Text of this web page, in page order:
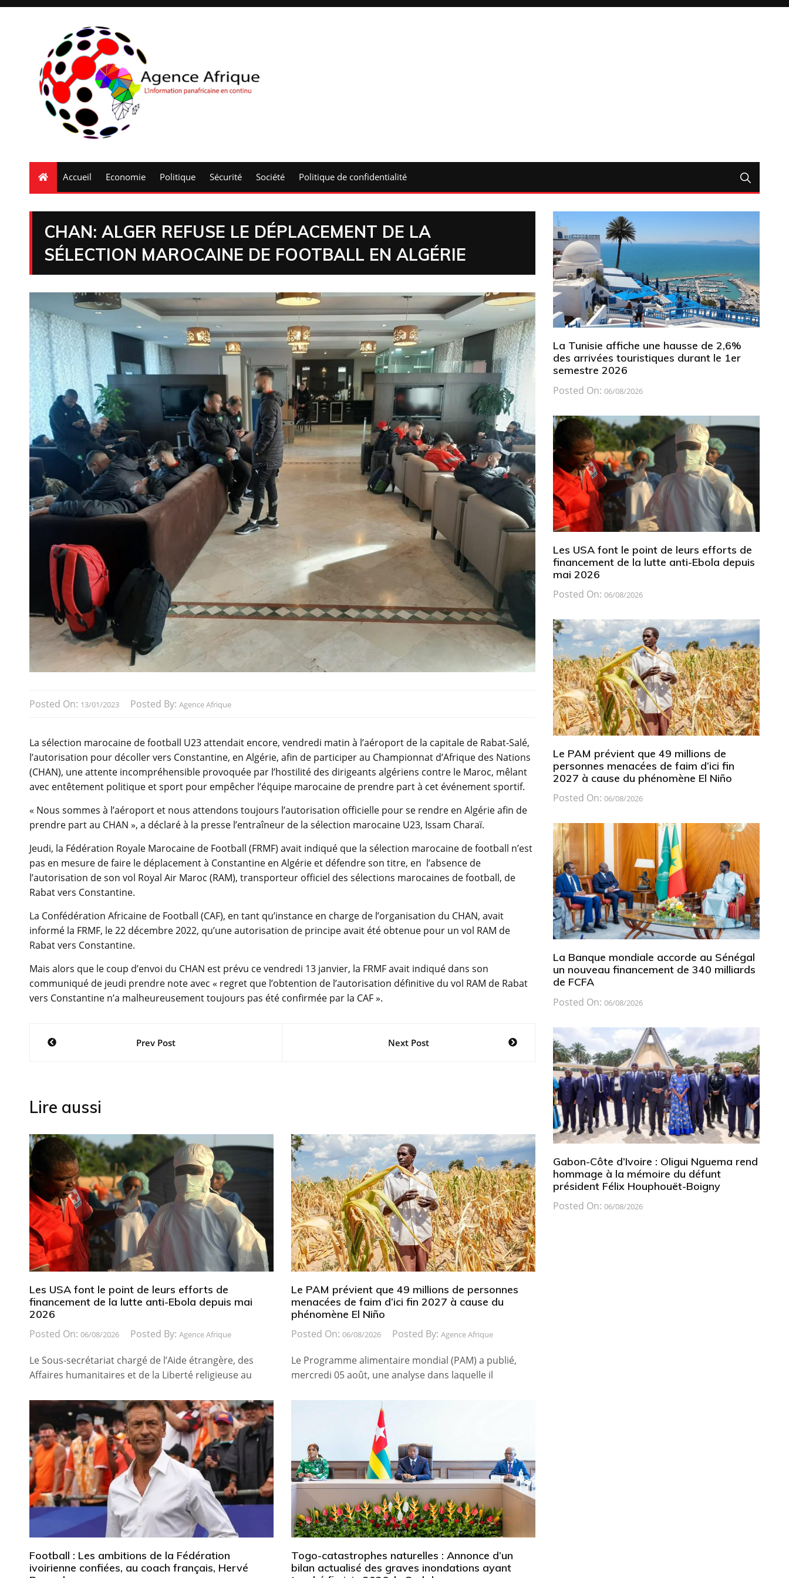
Accueil Economie Politique Sécurité Société Politique de confidentialité
CHAN: ALGER REFUSE LE DÉPLACEMENT DE LA
SÉLECTION MAROCAINE DE FOOTBALL EN ALGÉRIE
Posted On: 13/01/2023 Posted By: Agence Afrique
La sélection marocaine de football U23 attendait encore, vendredi matin à l’aéroport de la capitale de Rabat-Salé,
l’autorisation pour décoller vers Constantine, en Algérie, afin de participer au Championnat d’Afrique des Nations
(CHAN), une attente incompréhensible provoquée par l’hostilité des dirigeants algériens contre le Maroc, mêlant
avec entêtement politique et sport pour empêcher l’équipe marocaine de prendre part à cet événement sportif.
« Nous sommes à l’aéroport et nous attendons toujours l’autorisation officielle pour se rendre en Algérie afin de
prendre part au CHAN », a déclaré à la presse l’entraîneur de la sélection marocaine U23, Issam Charaï.
Jeudi, la Fédération Royale Marocaine de Football (FRMF) avait indiqué que la sélection marocaine de football n’est
pas en mesure de faire le déplacement à Constantine en Algérie et défendre son titre, en l’absence de
l’autorisation de son vol Royal Air Maroc (RAM), transporteur officiel des sélections marocaines de football, de
Rabat vers Constantine.
La Confédération Africaine de Football (CAF), en tant qu’instance en charge de l’organisation du CHAN, avait
informé la FRMF, le 22 décembre 2022, qu’une autorisation de principe avait été obtenue pour un vol RAM de
Rabat vers Constantine.
Mais alors que le coup d’envoi du CHAN est prévu ce vendredi 13 janvier, la FRMF avait indiqué dans son
communiqué de jeudi prendre note avec « regret que l’obtention de l’autorisation définitive du vol RAM de Rabat
vers Constantine n’a malheureusement toujours pas été confirmée par la CAF ».
NavigationPrev Post Next Post
Lire aussi
Les USA font le point de leurs efforts de
financement de la lutte anti-Ebola depuis mai
2026
Posted On: 06/08/2026 Posted By: Agence Afrique
Le Sous-secrétariat chargé de l’Aide étrangère, des
Affaires humanitaires et de la Liberté religieuse au
Le PAM prévient que 49 millions de personnes
menacées de faim d’ici fin 2027 à cause du
phénomène El Niño
Posted On: 06/08/2026 Posted By: Agence Afrique
Le Programme alimentaire mondial (PAM) a publié,
mercredi 05 août, une analyse dans laquelle il
Football : Les ambitions de la Fédération
ivoirienne confiées, au coach français, Hervé
Togo-catastrophes naturelles : Annonce d’un
bilan actualisé des graves inondations ayant
La Tunisie affiche une hausse de 2,6%
des arrivées touristiques durant le 1er
semestre 2026
Posted On: 06/08/2026
Les USA font le point de leurs efforts de
financement de la lutte anti-Ebola depuis
mai 2026
Posted On: 06/08/2026
Le PAM prévient que 49 millions de
personnes menacées de faim d’ici fin
2027 à cause du phénomène El Niño
Posted On: 06/08/2026
La Banque mondiale accorde au Sénégal
un nouveau financement de 340 milliards
de FCFA
Posted On: 06/08/2026
Gabon-Côte d’Ivoire : Oligui Nguema rend
hommage à la mémoire du défunt
président Félix Houphouët-Boigny
Posted On: 06/08/2026